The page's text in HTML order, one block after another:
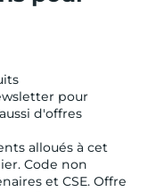
pour
d'offres
alloués à cet
Code non
et CSE. Offre